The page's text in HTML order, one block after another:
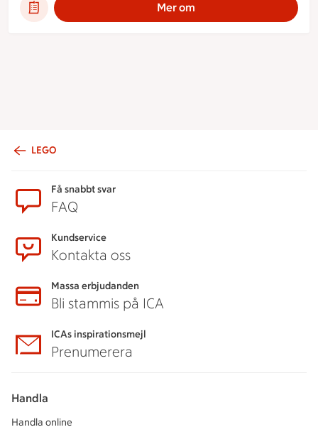
Mer om
LEGO
Få snabbt svar
FAQ
Kundservice
Kontakta oss
Massa erbjudanden
Bli stammis på ICA
ICAs inspirationsmejl
Prenumerera
Handla
Handla online